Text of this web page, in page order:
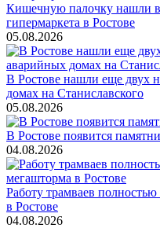
Кишечную палочку нашли в
гипермаркета в Ростове
05.08.2026
В Ростове нашли еще двух
домах на Станиславского
05.08.2026
В Ростове появится
04.08.2026
Работу трамваев
в Ростове
04.08.2026